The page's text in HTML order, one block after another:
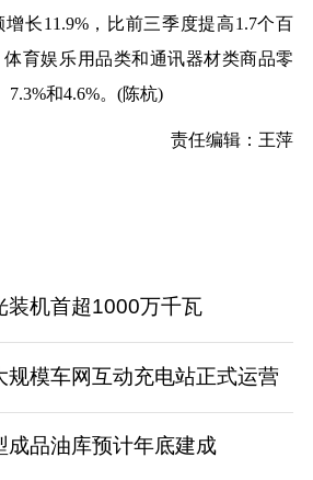
长11.9%，比前三季度提高1.7个百
育娱乐用品类和通讯器材类商品零
和4.6%。 (陈杭)
责任编辑：王萍
装机首超1000万千瓦
规模车网互动充电站正式运营
成品油库预计年底建成